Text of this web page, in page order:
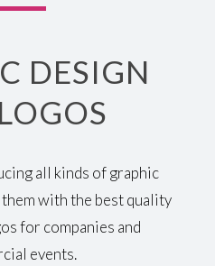
DESIGN
all kinds of graphic
with the best quality
for companies and
events.